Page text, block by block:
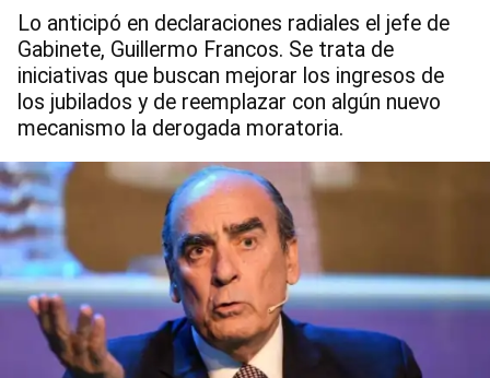
Lo anticipó en declaraciones radiales el jefe de
Gabinete, Guillermo Francos. Se trata de
iniciativas que buscan mejorar los ingresos de
los jubilados y de reemplazar con algún nuevo
mecanismo la derogada moratoria.